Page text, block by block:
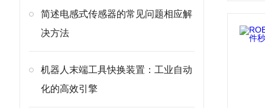
简述电感式传感器的常见问题相应解
决方法
机器人末端工具快换装置：工业自动
化的高效引擎